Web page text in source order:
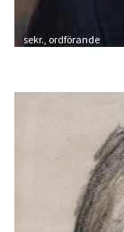
sekr., ordförande